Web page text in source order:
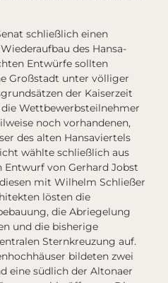
schließlich einen
des Hansa-
Entwürfe sollten
Großstadt unter völliger
der Kaiserzeit
Wettbewerbsteilnehmer
noch vorhandenen,
des alten Hansaviertels
wählte schließlich aus
Entwurf von Gerhard Jobst
mit Wilhelm Schließer
lösten die
die Abriegelung
und die bisherige
Sternkreuzung auf.
bildeten zwei
eine südlich der Altonaer